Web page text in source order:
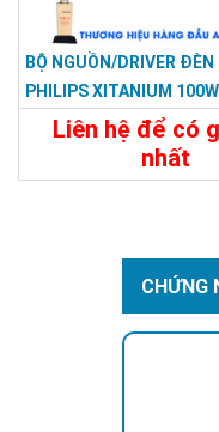
BỘ NGUỒN/DRIVER ĐÈN
PHILIPS XITANIUM
100W 0.3–1.05A S1 WL
Liên hệ để có
nhất
CHỨNG